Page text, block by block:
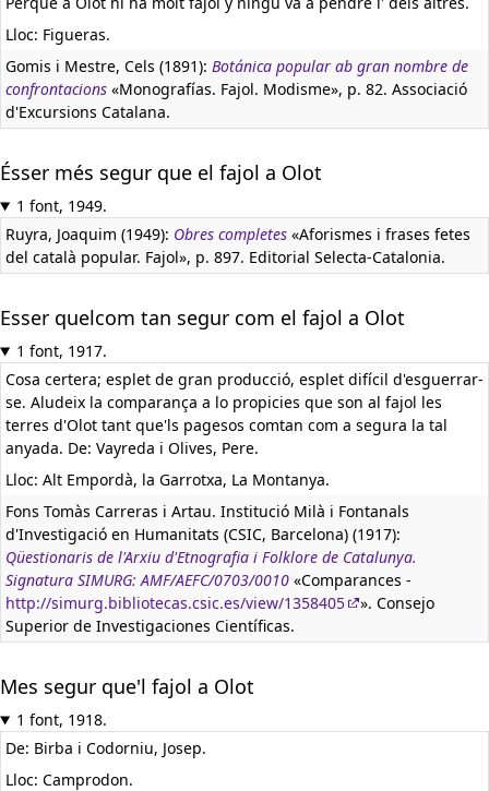
Lloc: Figueras.
Gomis i Mestre, Cels (1891): Botánica popular ab gran nombre de
confrontacions «Monografías. Fajol. Modisme», p. 82. Associació
d'Excursions Catalana.
Ésser més segur que el fajol a Olot
1 font, 1949.
Ruyra, Joaquim (1949): Obres completes «Aforismes i frases fetes
del català popular. Fajol», p. 897. Editorial Selecta-Catalonia.
Esser quelcom tan segur com el fajol a Olot
1 font, 1917.
Cosa certera; esplet de gran producció, esplet difícil d'esguerrar-
se. Aludeix la comparança a lo propicies que son al fajol les
terres d'Olot tant que'ls pagesos comtan com a segura la tal
anyada. De: Vayreda i Olives, Pere.
Lloc: Alt Empordà, la Garrotxa, La Montanya.
Fons Tomàs Carreras i Artau. Institució Milà i Fontanals
d'Investigació en Humanitats (CSIC, Barcelona) (1917):
Qüestionaris de l'Arxiu d'Etnografia i Folklore de Catalunya.
Signatura SIMURG: AMF/AEFC/0703/0010 «Comparances -
http://simurg.bibliotecas.csic.es/view/1358405
». Consejo
Superior de Investigaciones Científicas.
Mes segur que'l fajol a Olot
1 font, 1918.
De: Birba i Codorniu, Josep.
Lloc: Camprodon.